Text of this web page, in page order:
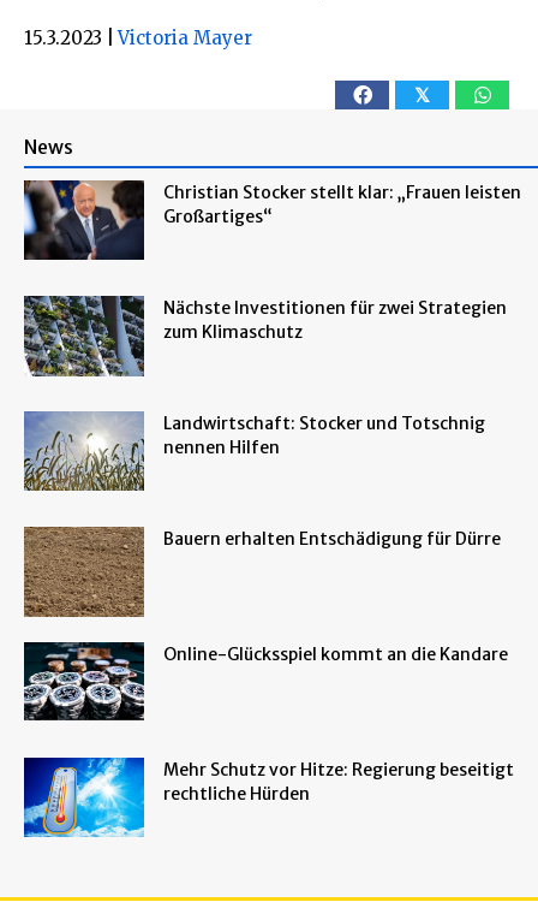
15.3.2023 Victoria Mayer
𝕏
News
Christian Stocker stellt klar: „Frauen leisten
Großartiges“
Nächste Investitionen für zwei Strategien
zum Klimaschutz
Landwirtschaft: Stocker und Totschnig
nennen Hilfen
Bauern erhalten Entschädigung für Dürre
Online-Glücksspiel kommt an die Kandare
Mehr Schutz vor Hitze: Regierung beseitigt
rechtliche Hürden